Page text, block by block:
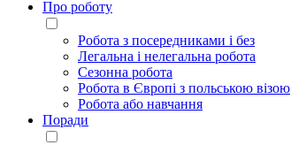
Про роботу
Робота з посередниками і без
Легальна і нелегальна робота
Сезонна робота
Робота в Європі з польською візою
Робота або навчання
Поради